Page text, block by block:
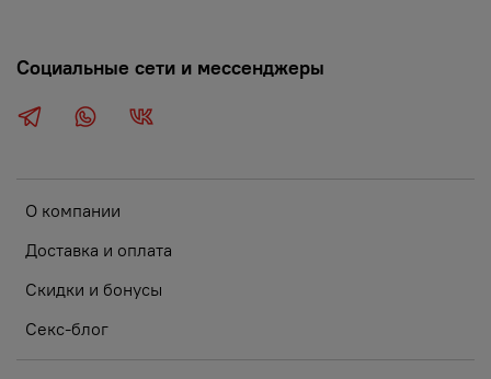
О компании
Доставка и оплата
Скидки и бонусы
Секс-блог
Социальные сети и мессенджеры